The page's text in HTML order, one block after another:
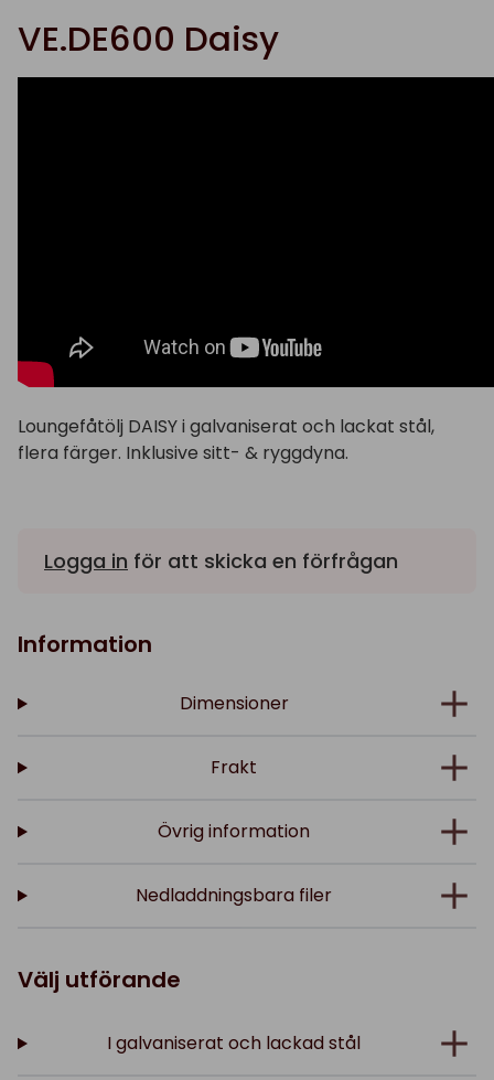
VE.DE600 Daisy
Loungefåtölj DAISY i galvaniserat och lackat stål,
flera färger. Inklusive sitt- & ryggdyna.
Logga in för att skicka en förfrågan
Information
Dimensioner
Frakt
Övrig information
Nedladdningsbara filer
Välj utförande
I galvaniserat och lackad stål